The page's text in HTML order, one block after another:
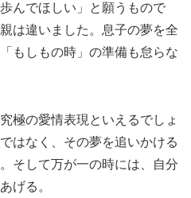
んでほしい」と願うもので
は違いました。息子の夢を全
もしもの時」の準備も怠らな
極の愛情表現といえるでしょ
はなく、その夢を追いかける
そして万が一の時には、自分
げる。